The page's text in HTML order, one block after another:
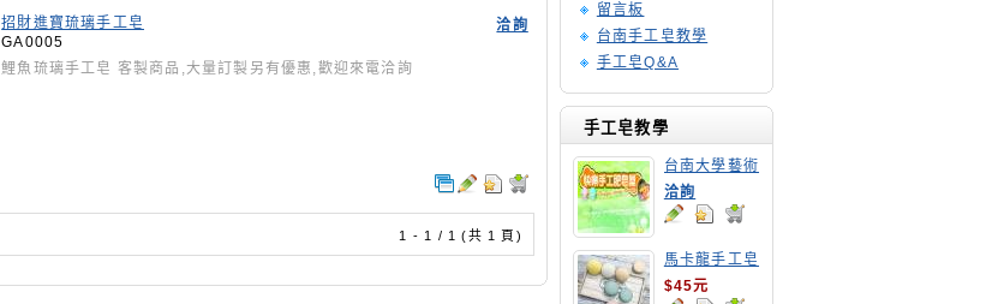
留言板
台南手工皂教學
手工皂Q&A
手工皂教學
台南大學藝術
手工皂師資培
訓班
洽詢
馬卡龍手工皂
$45元
洽詢
招財進寶琉璃手工皂
GA0005
鯉魚琉璃手工皂 客製商品,大量訂製另有優惠,歡迎來電洽詢
1 - 1 / 1 (共 1 頁)